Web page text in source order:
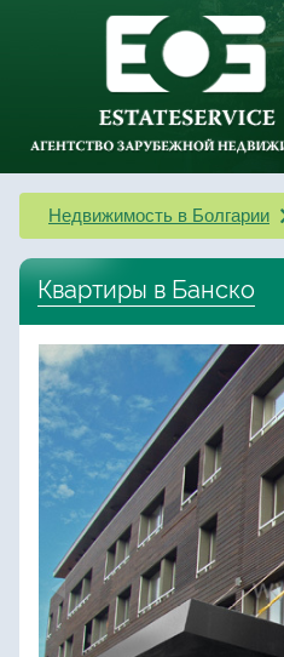
Недвижимость в Болгарии
Квартиры в Банско